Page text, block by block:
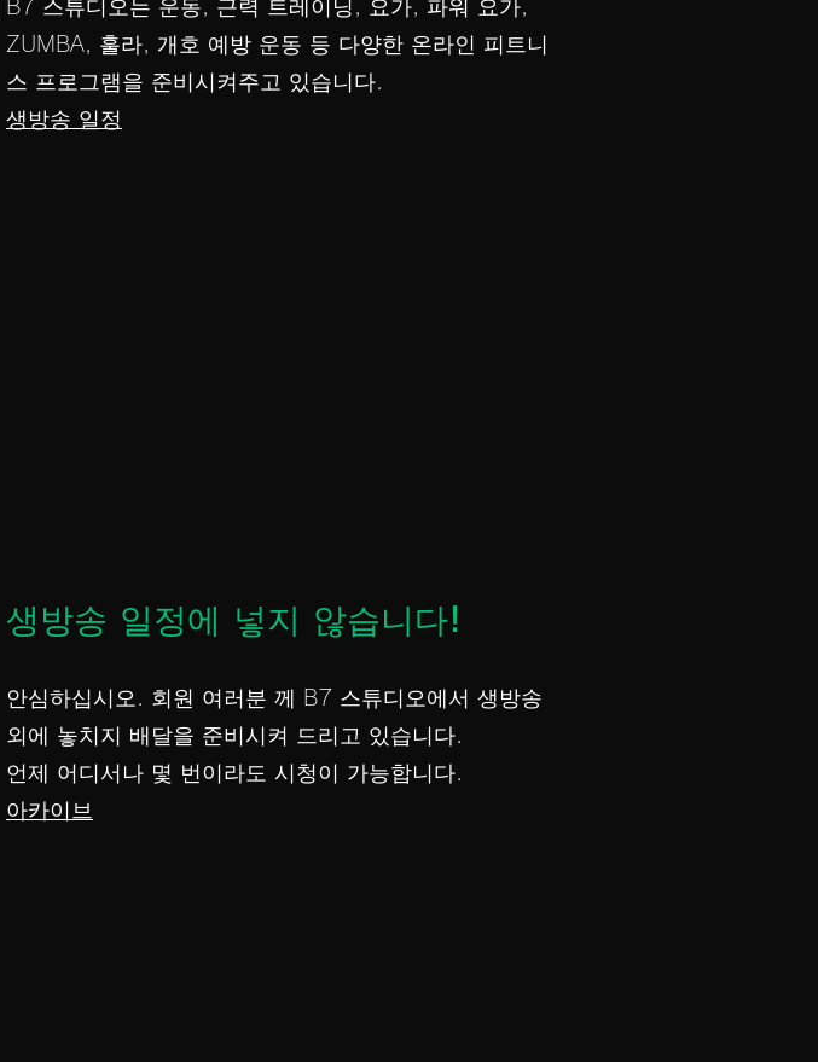
B7 스튜디오는 운동, 근력 트레이닝, 요가, 파워 요가,
ZUMBA, 훌라, 개호 예방 운동 등 다양한 온라인 피트니
스 프로그램을 준비시켜주고 있습니다.
생방송 일정
생방송 일정에 넣지 않습니다!
안심하십시오. 회원 여러분 께 B7 스튜디오에서 생방송
외에 놓치지 배달을 준비시켜 드리고 있습니다.
언제 어디서나 몇 번이라도 시청이 가능합니다.
아카이브